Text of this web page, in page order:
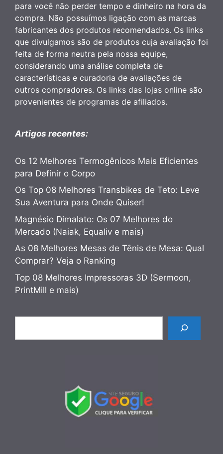
para você não perder tempo e dinheiro na hora da
compra. Não possuímos ligação com as marcas
fabricantes dos produtos recomendados. Os links
que divulgamos são de produtos cuja avaliação foi
feita de forma neutra pela nossa equipe,
considerando uma análise completa de
características e curadoria de avaliações de
outros compradores. Os links das lojas online são
provenientes de programas de afiliados.
Artigos recentes:
Os 12 Melhores Termogênicos Mais Eficientes
para Definir o Corpo
Os Top 08 Melhores Transbikes de Teto: Leve
Sua Aventura para Onde Quiser!
Magnésio Dimalato: Os 07 Melhores do
Mercado (Naiak, Equaliv e mais)
As 08 Melhores Mesas de Tênis de Mesa: Qual
Comprar? Veja o Ranking
Top 08 Melhores Impressoras 3D (Sermoon,
PrintMill e mais)